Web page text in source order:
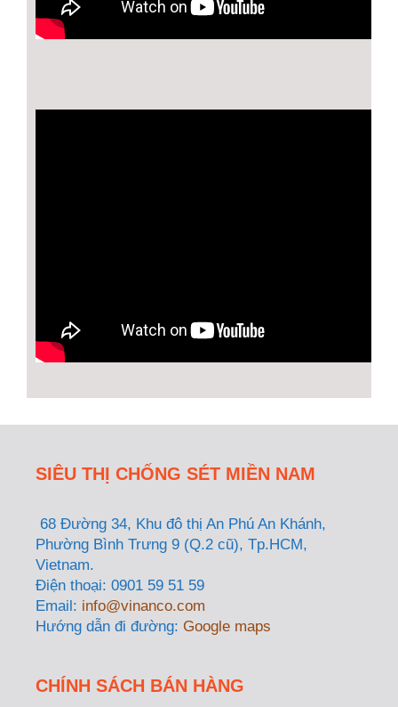
SIÊU THỊ CHỐNG SÉT MIỀN NAM
68 Đường 34, Khu đô thị An Phú An Khánh,
Phường Bình Trưng 9 (Q.2 cũ), Tp.HCM,
Vietnam.
Điện thoại: 0901 59 51 59
Email: info@vinanco.com
Hướng dẫn đi đường: Google maps
CHÍNH SÁCH BÁN HÀNG